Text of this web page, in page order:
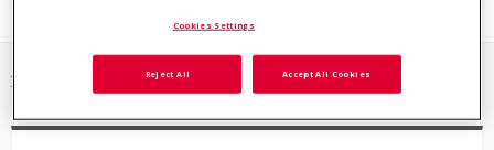
2 类别
Cookies Settings
Reject All Accept All Cookies